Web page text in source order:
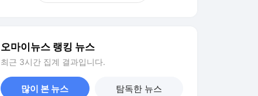
오마이뉴스 랭킹 뉴스
최근 3시간 집계 결과입니다.
많이 본 뉴스 탐독한 뉴스